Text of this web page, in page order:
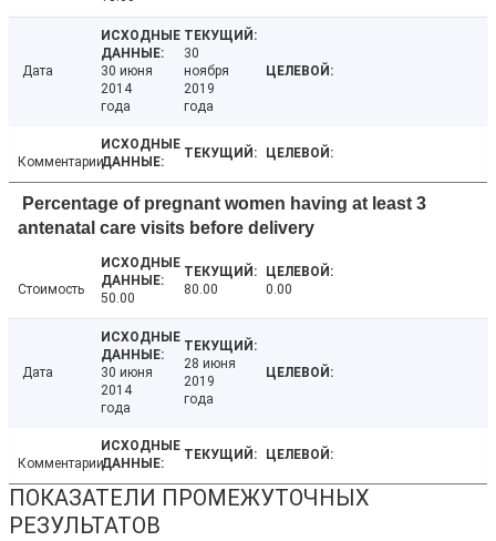
Дата
30 июня
2014
года
30
ноября
2019
года
Комментарии
Percentage of pregnant women having at least 3
antenatal care visits before delivery
Стоимость
50.00
80.00 0.00
Дата
30 июня
2014
года
28 июня
2019
года
Комментарии
ПОКАЗАТЕЛИ ПРОМЕЖУТОЧНЫХ
РЕЗУЛЬТАТОВ